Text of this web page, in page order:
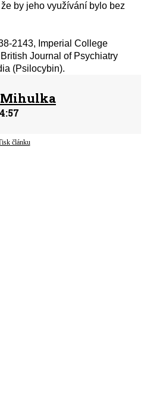
by jeho využívání bylo bez
2143, Imperial College
Journal of Psychiatry
(Psilocybin).
článku